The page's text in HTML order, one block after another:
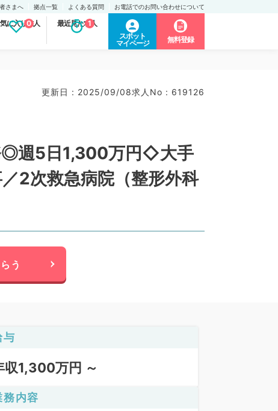
さまへ 拠点一覧 よくある質問 お電話でのお問い合わせについて
に入り求人
0 最近見た求人
1
スポット
マイページ
無料登録
更新日 : 2025/09/08求人No : 619126
◎週5日1,300万円◇大手
2次救急病院（整形外科
う
与
収1,300万円 ～
務内容